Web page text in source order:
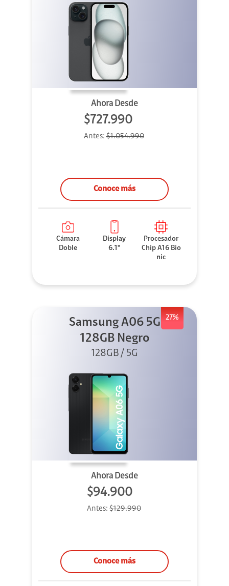
Ahora Desde
$727.990
Antes:$1.054.990
Conoce más
Cámara
Doble
Display
6.1"
Procesador
Chip A16 Bio
nic
27%
Samsung A06 5G
128GB Negro
128GB / 5G
Ahora Desde
$94.900
Antes:$129.990
Conoce más